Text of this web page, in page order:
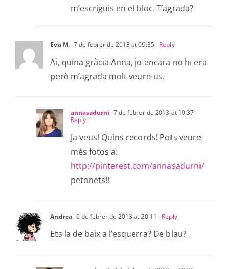
m’escriguis en el bloc. T’agrada?
Eva M. 7 de febrer de 2013 at 09:35- Reply
Ai, quina gràcia Anna, jo encara no hi era
però m’agrada molt veure-us.
annasadurni 7 de febrer de 2013 at 10:37-
Reply
Ja veus! Quins records! Pots veure
més fotos a:
http://pinterest.com/annasadurni/
petonets!!
Andrea 6 de febrer de 2013 at 20:11 - Reply
Ets la de baix a l’esquerra? De blau?